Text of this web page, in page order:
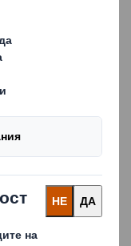
за употреба
продажба на
в областта на
назад“, като
база на размера
на
зареждане и на
вашия продукт.
там, където е